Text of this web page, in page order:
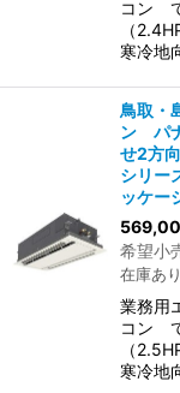
コン
（
寒冷地
鳥取・
ン パ
せ2方
シリ
ッケー
希望小
在庫あり
業務用
コン
（
寒冷地